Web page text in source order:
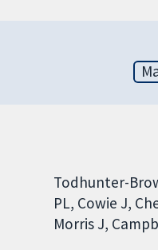
Todhunter-
PL Cowie J
Morris J